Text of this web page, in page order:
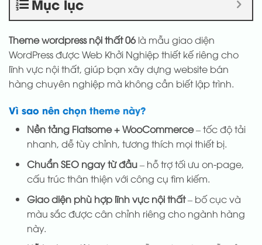
Mục lục
Theme wordpress nội thất 06 là mẫu giao diện
WordPress được Web Khởi Nghiệp thiết kế riêng cho
lĩnh vực nội thất, giúp bạn xây dựng website bán
hàng chuyên nghiệp mà không cần biết lập trình.
Vì sao nên chọn theme này?
Nền tảng Flatsome + WooCommerce– tốc độ tải
nhanh, dễ tùy chỉnh, tương thích mọi thiết bị.
Chuẩn SEO ngay từ đầu– hỗ trợ tối ưu on-page,
cấu trúc thân thiện với công cụ tìm kiếm.
Giao diện phù hợp lĩnh vực nội thất– bố cục và
màu sắc được cân chỉnh riêng cho ngành hàng
này.